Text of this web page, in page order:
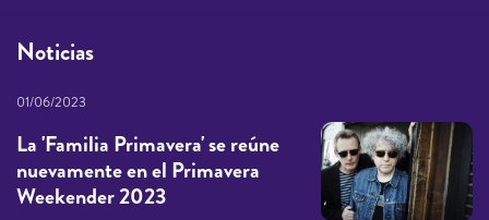
Noticias
01/06/2023
La 'Familia Primavera' se reúne
nuevamente en el Primavera
Weekender 2023